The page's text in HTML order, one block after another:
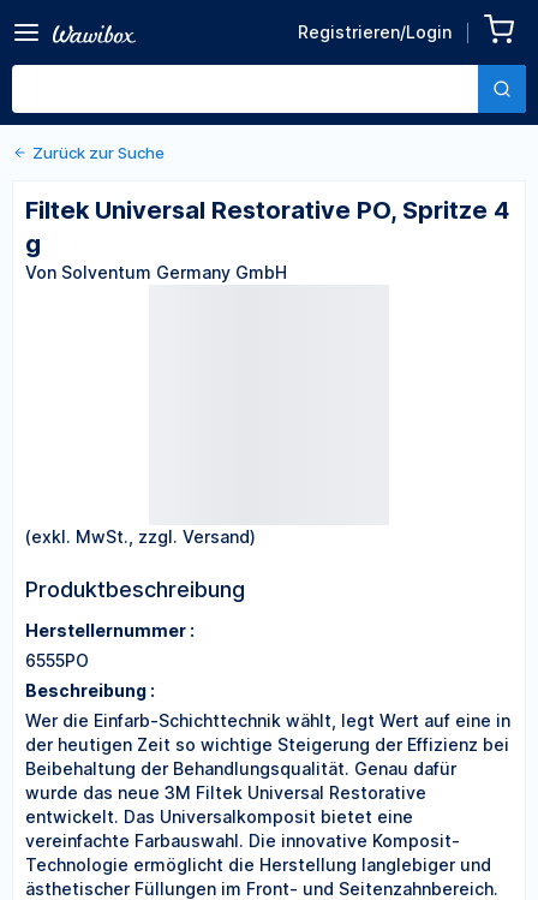
Registrieren/Login
PO, Spritze 4 g
Von Solventum Germany GmbH
Zurück zu den Produktdetails
Zurück zur Suche
Filtek Universal Restorative PO, Spritze 4
g
Von Solventum Germany GmbH
(exkl. MwSt., zzgl. Versand)
Produktbeschreibung
Herstellernummer :
6555PO
Beschreibung :
Wer die Einfarb-Schichttechnik wählt, legt Wert auf eine in
der heutigen Zeit so wichtige Steigerung der Effizienz bei
Beibehaltung der Behandlungsqualität. Genau dafür
wurde das neue 3M Filtek Universal Restorative
entwickelt. Das Universalkomposit bietet eine
vereinfachte Farbauswahl. Die innovative Komposit-
Technologie ermöglicht die Herstellung langlebiger und
ästhetischer Füllungen im Front- und Seitenzahnbereich.